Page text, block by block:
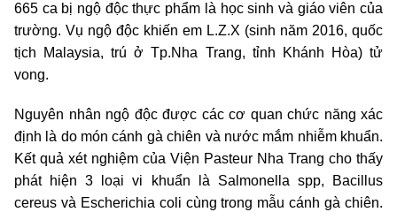
665 ca bị ngộ độc thực phẩm là học sinh và giáo viên của
trường. Vụ ngộ độc khiến em L.Z.X (sinh năm 2016, quốc
tịch Malaysia, trú ở Tp.Nha Trang, tỉnh Khánh Hòa) tử
vong.
Nguyên nhân ngộ độc được các cơ quan chức năng xác
định là do món cánh gà chiên và nước mắm nhiễm khuẩn.
Kết quả xét nghiệm của Viện Pasteur Nha Trang cho thấy
phát hiện 3 loại vi khuẩn là Salmonella spp, Bacillus
cereus và Escherichia coli cùng trong mẫu cánh gà chiên.